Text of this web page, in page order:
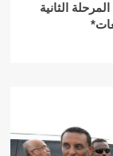
الثانية